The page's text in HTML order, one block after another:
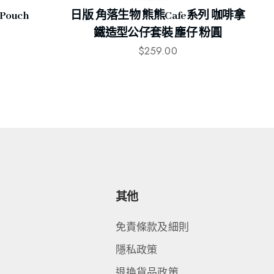
日版 角落生物 熊熊Cafe系列 咖啡拿
鐵造型公仔套裝 塵仔 粉圓
$259.00
其他
免責條款及細則
隱私政策